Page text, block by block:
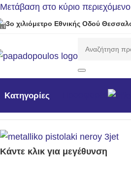
Μετάβαση στο κύριο περιεχόμενο
3ο χιλιόμετρο Εθνικής Οδού
Κατηγορίες
Κάντε κλικ για μεγέθυνση